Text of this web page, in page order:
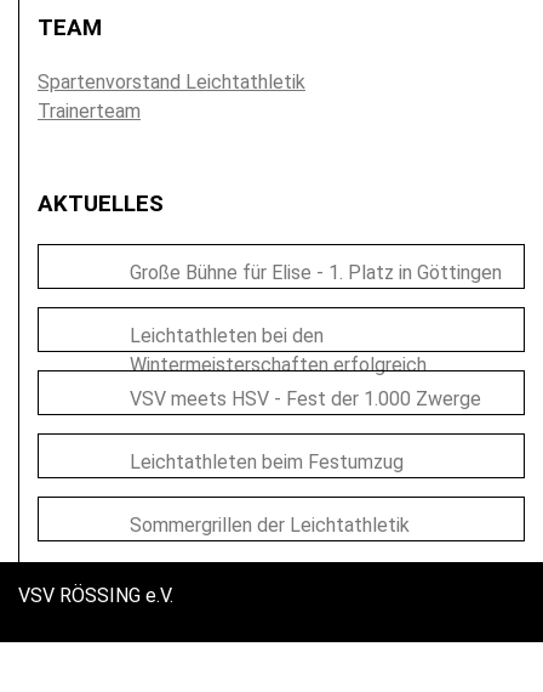
TEAM
Spartenvorstand Leichtathletik
Trainerteam
AKTUELLES
Große Bühne für Elise - 1. Platz in Göttingen
Leichtathleten bei den
Wintermeisterschaften erfolgreich
VSV meets HSV - Fest der 1.000 Zwerge
Leichtathleten beim Festumzug
Sommergrillen der Leichtathletik
VSV RÖSSING e.V.